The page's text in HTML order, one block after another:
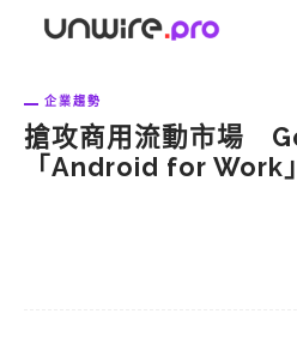
企業趨勢
搶攻商用流動市場
「Android for Work」